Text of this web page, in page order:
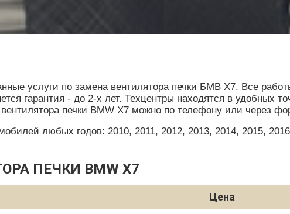
услуги по замена вентилятора печки БМВ Х7. Все
гарантия - до 2-х лет. Техцентры находятся в удобных
печки BMW X7 можно по телефону или через
любых годов: 2010, 2011, 2012, 2013, 2014, 2015,
ПЕЧКИ BMW X7
Цена